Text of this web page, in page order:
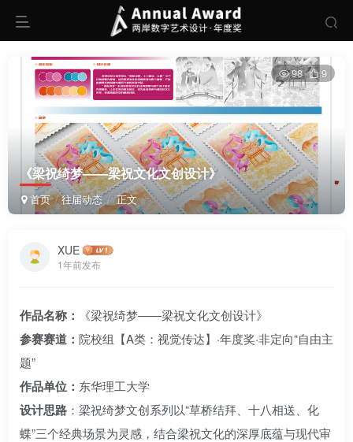
《梁祝绮梦——梁祝文化文创设计》
首页 往届动态 正文
98 9
XUE
1年前发布
作品名称： 《梁祝绮梦——梁祝文化文创设计》
参赛赛道： 院校组【A类：视觉传达】·年度奖·非定向“自由主
题”
作品单位： 东华理工大学
设计思路 ：梁祝绮梦文创系列以“草桥结拜、十八相送、化
蝶”三个经典场景为灵感，结合梁祝文化的深厚底蕴与现代审